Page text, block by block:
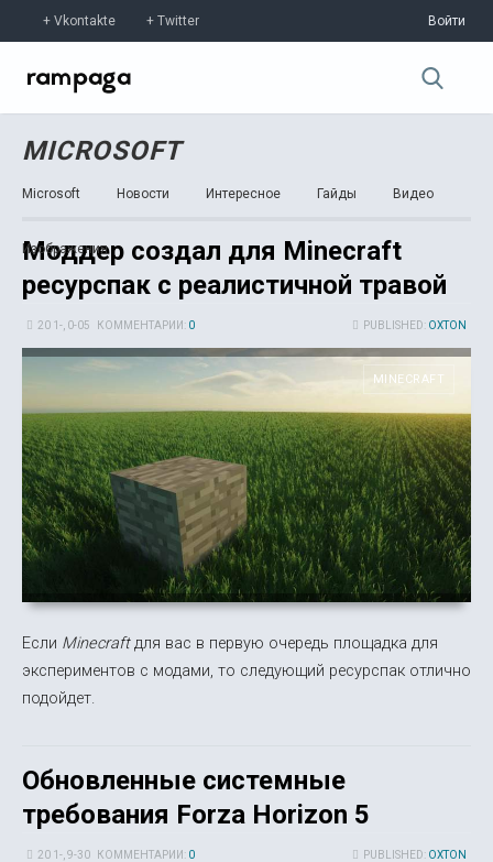
Vkontakte Twitter Войти
MICROSOFT
Microsoft Новости Интересное Гайды Видео
Изображения
Моддер создал для Minecraft
ресурспак с реалистичной травой
PUBLISHED: OXTON
20 1-, 0-05 КОММЕНТАРИИ: 0
MINECRAFT
Если Minecraftдля вас в первую очередь площадка для
экспериментов с модами, то следующий ресурспак отлично
подойдет.
Обновленные системные
требования Forza Horizon 5
PUBLISHED: OXTON
20 1-, 9-30 КОММЕНТАРИИ: 0